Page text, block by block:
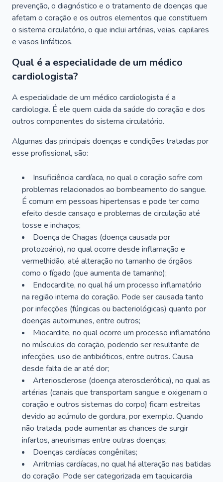
prevenção, o diagnóstico e o tratamento de doenças que
afetam o coração e os outros elementos que constituem
o sistema circulatório, o que inclui artérias, veias, capilares
e vasos linfáticos.
Qual é a especialidade de um médico
cardiologista?
A especialidade de um médico cardiologista é a
cardiologia. É ele quem cuida da saúde do coração e dos
outros componentes do sistema circulatório.
Algumas das principais doenças e condições tratadas por
esse profissional, são:
Insuficiência cardíaca, no qual o coração sofre com
problemas relacionados ao bombeamento do sangue.
É comum em pessoas hipertensas e pode ter como
efeito desde cansaço e problemas de circulação até
tosse e inchaços;
Doença de Chagas (doença causada por
protozoário), no qual ocorre desde inflamação e
vermelhidão, até alteração no tamanho de órgãos
como o fígado (que aumenta de tamanho);
Endocardite, no qual há um processo inflamatório
na região interna do coração. Pode ser causada tanto
por infecções (fúngicas ou bacteriológicas) quanto por
doenças autoimunes, entre outros;
Miocardite, no qual ocorre um processo inflamatório
no músculos do coração, podendo ser resultante de
infecções, uso de antibióticos, entre outros. Causa
desde falta de ar até dor;
Arteriosclerose (doença aterosclerótica), no qual as
artérias (canais que transportam sangue e oxigenam o
coração e outros sistemas do corpo) ficam estreitas
devido ao acúmulo de gordura, por exemplo. Quando
não tratada, pode aumentar as chances de surgir
infartos, aneurismas entre outras doenças;
Doenças cardíacas congênitas;
Arritmias cardíacas, no qual há alteração nas batidas
do coração. Pode ser categorizada em taquicardia